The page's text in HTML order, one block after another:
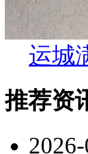
运城
推荐资